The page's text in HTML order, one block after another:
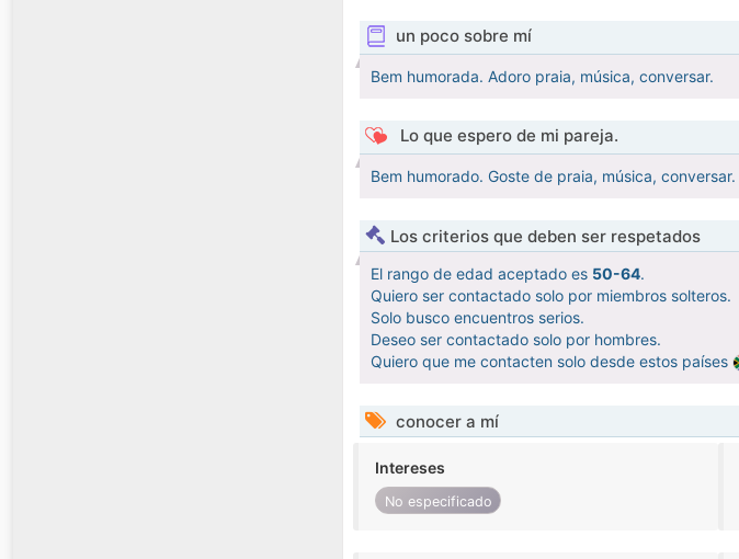
un poco sobre mí
Bem humorada. Adoro praia, música, conversar.
Lo que espero de mi pareja.
Bem humorado. Goste de praia, música, conversar.
Los criterios que deben ser respetados
El rango de edad aceptado es 50-64.
Quiero ser contactado solo por miembros solteros.
Solo busco encuentros serios.
Deseo ser contactado solo por hombres.
Quiero que me contacten solo desde estos países
conocer a mí
Intereses
No especificado